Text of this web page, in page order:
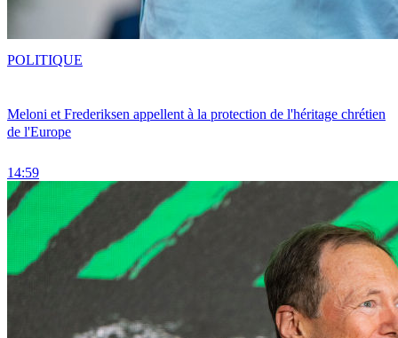
Meloni et Frederiksen appellent à la protection de l'héritage chrétien
de l'Europe
14:59
POLITIQUE